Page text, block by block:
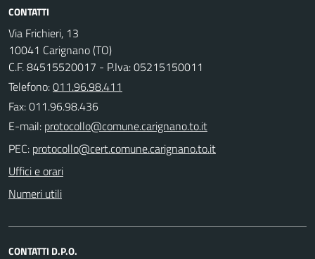
CONTATTI
Via Frichieri, 13
10041 Carignano (TO)
C.F. 84515520017 - P.Iva: 05215150011
Telefono:011.96.98.411
Fax: 011.96.98.436
E-mail:
PEC:
Uffici e orari
Numeri utili
CONTATTI D.P.O.